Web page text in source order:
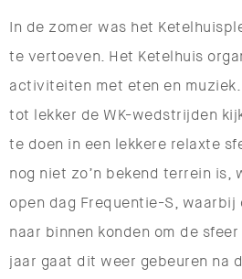
In de zomer was het
te vertoeven. Het Ketelhuis
activiteiten met eten en muziek.
tot lekker de WK-wedstrijden
te doen in een lekkere relaxte
nog niet zo’n bekend terrein is,
open dag Frequentie-S, waarbij
naar binnen konden om de
jaar gaat dit weer gebeuren na